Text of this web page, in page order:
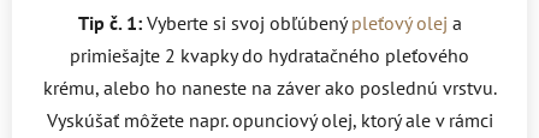
Tip č. 1: Vyberte si svoj obľúbený pleťový olej a
primiešajte 2 kvapky do hydratačného pleťového
krému, alebo ho naneste na záver ako poslednú vrstvu.
Vyskúšať môžete napr. opunciový olej, ktorý ale v rámci